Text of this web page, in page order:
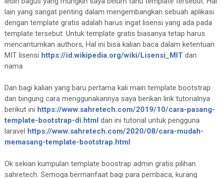
lain yang sangat penting dalam mengembangkan sebuah aplikasi
dengan template gratis adalah harus ingat lisensi yang ada pada
template tersebut. Untuk template gratis biasanya tetap harus
mencantumkan authors, Hal ini bisa kalian baca dalam ketentuan
MIT lisensi https://id.wikipedia.org/wiki/Lisensi_MITdan
nama
Dan bagi kalian yang baru pertama kali main template bootstrap
dan bingung cara menggunakannya saya berikan link tutorialnya
berikut ini https://www.sahretech.com/2019/10/cara-pasang-
template-bootstrap-di.html dan ini tutorial untuk pengguna
laravel https://www.sahretech.com/2020/08/cara-mudah-
memasang-template-bootstrap.html
Ok sekian kumpulan template boostrap admin gratis pilihan
sahretech. Semoga bermanfaat bagi para pembaca, kurang